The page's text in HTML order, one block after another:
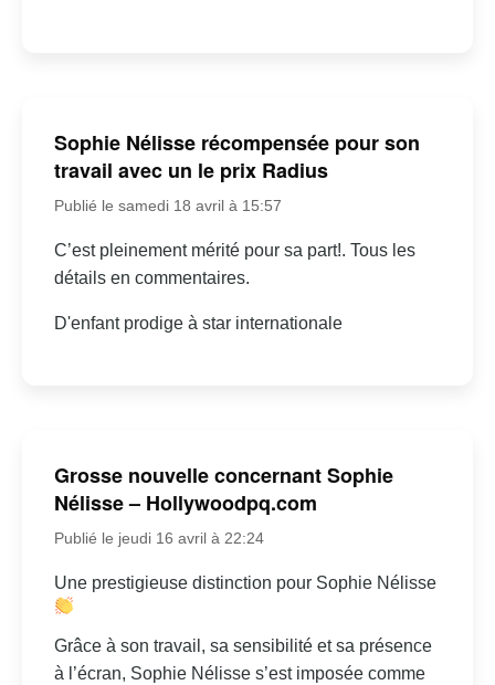
Sophie Nélisse récompensée pour son
travail avec un le prix Radius
Publié le samedi 18 avril à 15:57
C’est pleinement mérité pour sa part!. Tous les
détails en commentaires.
D'enfant prodige à star internationale
Grosse nouvelle concernant Sophie
Nélisse – Hollywoodpq.com
Publié le jeudi 16 avril à 22:24
Une prestigieuse distinction pour Sophie Nélisse
Grâce à son travail, sa sensibilité et sa présence
à l’écran, Sophie Nélisse s’est imposée comme